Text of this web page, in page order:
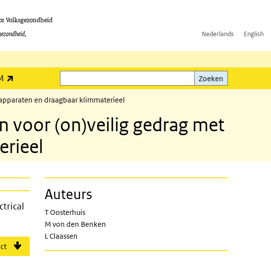
Volksgezondheid
Nederlands English
Zoeken
Zoeken
en draagbaar klimmaterieel
voor (on)veilig gedrag met
behaviour when using electrical tools
Auteurs
T Oosterhuis
M von den Benken
L Claassen